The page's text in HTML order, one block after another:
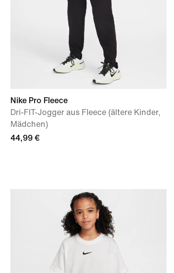
Nike Pro Fleece
Dri-FIT-Jogger aus Fleece (ältere Kinder,
Mädchen)
44,99 €